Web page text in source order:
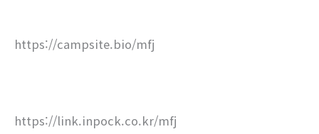
https://campsite.bio/mfj
https://link.inpock.co.kr/mfj